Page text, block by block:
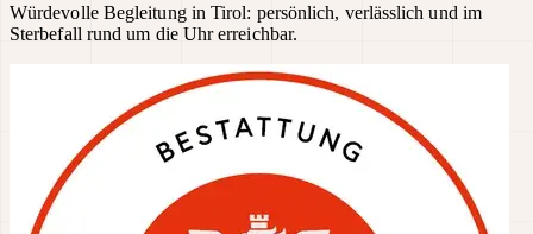
Würdevolle Begleitung in Tirol: persönlich, verlässlich und im
Sterbefall rund um die Uhr erreichbar.